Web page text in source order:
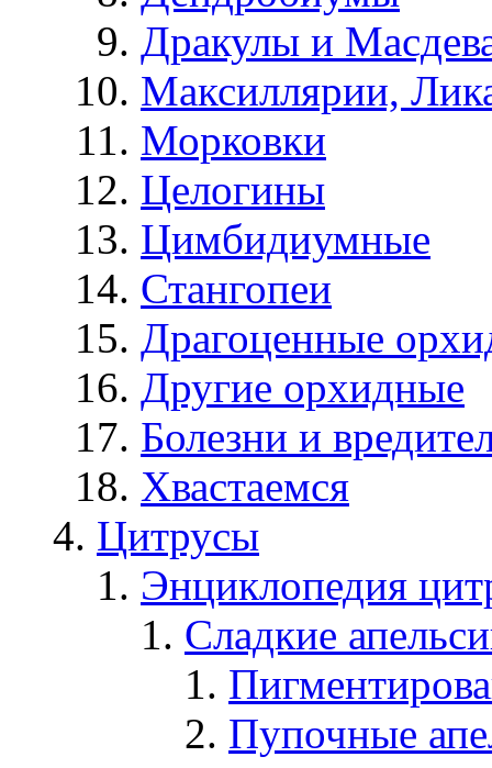
Дракулы и
Максиллярии,
Морковки
Целогины
Цимбидиумные
Стангопеи
Драгоценные
Другие орхидные
Болезни и
Хвастаемся
Цитрусы
Энциклопедия
Сладкие
Пупочные